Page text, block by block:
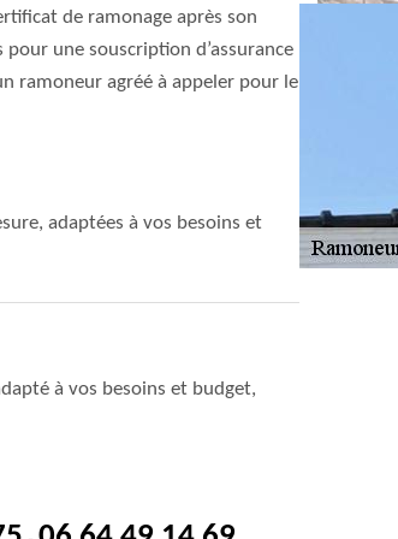
de ramonage après son
une souscription d’assurance
ramoneur agréé à appeler pour le
adaptées à vos besoins et
à vos besoins et budget,